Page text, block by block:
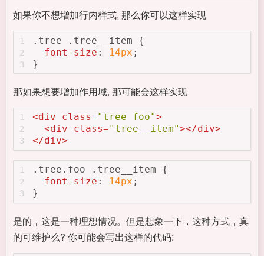
如果你不想增加行内样式, 那么你可以这样实现
1
2
3
.tree .tree__item {
font-size : 14px ;
}
那如果想要增加作用域, 那可能会这样实现
1
2
3
<div class="tree foo">
<div class="tree__item"></div>
</div>
1
2
3
.tree .foo .tree__item {
font-size : 14px ;
}
是的，这是一种理想情况。但是想象一下，这种方式，真
的可维护么? 你可能会写出这样的代码: